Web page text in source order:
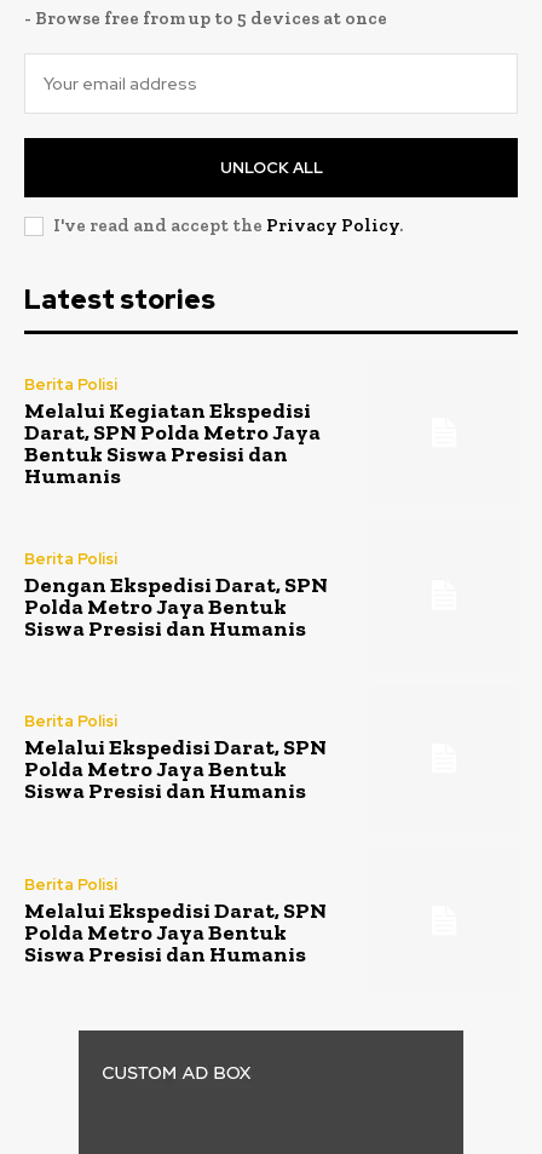
- Browse free from up to 5 devices at once
UNLOCK ALL
I've read and accept the Privacy Policy.
Latest stories
Berita Polisi
Melalui Kegiatan Ekspedisi
Darat, SPN Polda Metro Jaya
Bentuk Siswa Presisi dan
Humanis
Berita Polisi
Dengan Ekspedisi Darat, SPN
Polda Metro Jaya Bentuk
Siswa Presisi dan Humanis
Berita Polisi
Melalui Ekspedisi Darat, SPN
Polda Metro Jaya Bentuk
Siswa Presisi dan Humanis
Berita Polisi
Melalui Ekspedisi Darat, SPN
Polda Metro Jaya Bentuk
Siswa Presisi dan Humanis